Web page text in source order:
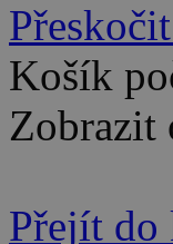
Košík
Zobrazit
Přejít do